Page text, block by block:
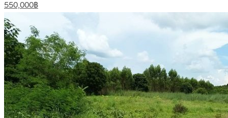
550,000฿